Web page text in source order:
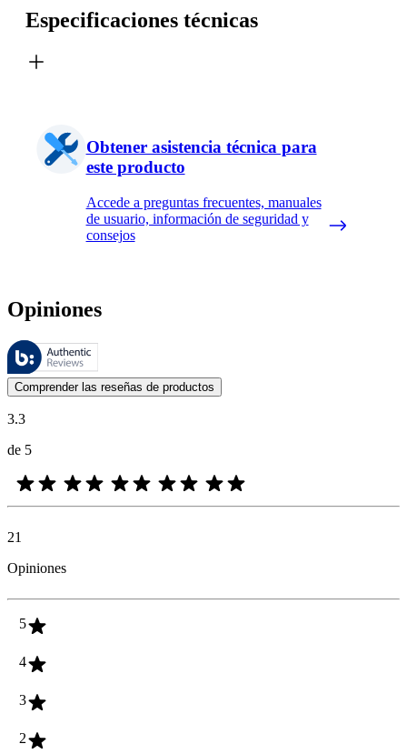
Especificaciones técnicas
Obtener asistencia técnica para
este producto
Accede a preguntas frecuentes, manuales
de usuario, información de seguridad y
consejos
Opiniones
Estas reseñas las gestiona Bazaarvoice y cumplen con la política de
Las opiniones de los clientes en forma de reseñas de productos y
Comprender las reseñas de productos
3.3
de 5
21
Opiniones
5
4
3
2